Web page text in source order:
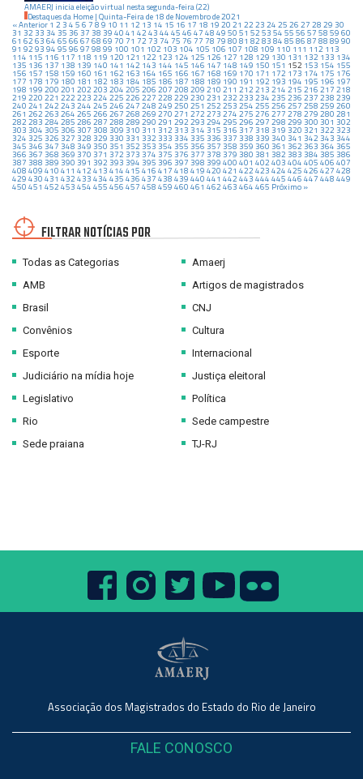
AMAERJ inicia eleição virtual nesta segunda-feira (22)
Destaques da Home | Quinta-Feirade 18 de Novembrode2021
« Anterior 1 2 3 4 5 6 7 8 9 10 11 12 13 14 15 16 17 18 19 20 21 22 23 24 25 26 27 28 29 30
31 32 33 34 35 36 37 38 39 40 41 42 43 44 45 46 47 48 49 50 51 52 53 54 55 56 57 58 59 60
61 62 63 64 65 66 67 68 69 70 71 72 73 74 75 76 77 78 79 80 81 82 83 84 85 86 87 88 89 90
91 92 93 94 95 96 97 98 99 100 101 102 103 104 105 106 107 108 109 110 111 112 113
114 115 116 117 118 119 120 121 122 123 124 125 126 127 128 129 130 131 132 133 134
135 136 137 138 139 140 141 142 143 144 145 146 147 148 149 150 151 152 153 154 155
156 157 158 159 160 161 162 163 164 165 166 167 168 169 170 171 172 173 174 175 176
177 178 179 180 181 182 183 184 185 186 187 188 189 190 191 192 193 194 195 196 197
198 199 200 201 202 203 204 205 206 207 208 209 210 211 212 213 214 215 216 217 218
219 220 221 222 223 224 225 226 227 228 229 230 231 232 233 234 235 236 237 238 239
240 241 242 243 244 245 246 247 248 249 250 251 252 253 254 255 256 257 258 259 260
261 262 263 264 265 266 267 268 269 270 271 272 273 274 275 276 277 278 279 280 281
282 283 284 285 286 287 288 289 290 291 292 293 294 295 296 297 298 299 300 301 302
303 304 305 306 307 308 309 310 311 312 313 314 315 316 317 318 319 320 321 322 323
324 325 326 327 328 329 330 331 332 333 334 335 336 337 338 339 340 341 342 343 344
345 346 347 348 349 350 351 352 353 354 355 356 357 358 359 360 361 362 363 364 365
366 367 368 369 370 371 372 373 374 375 376 377 378 379 380 381 382 383 384 385 386
387 388 389 390 391 392 393 394 395 396 397 398 399 400 401 402 403 404 405 406 407
408 409 410 411 412 413 414 415 416 417 418 419 420 421 422 423 424 425 426 427 428
429 430 431 432 433 434 435 436 437 438 439 440 441 442 443 444 445 446 447 448 449
450 451 452 453 454 455 456 457 458 459 460 461 462 463 464 465 Próximo »
FILTRAR NOTÍCIAS POR
Todas as Categorias
AMB
Brasil
Convênios
Esporte
Judiciário na mídia hoje
Legislativo
Rio
Sede praiana
Amaerj
Artigos de magistrados
CNJ
Cultura
Internacional
Justiça eleitoral
Política
Sede campestre
TJ-RJ
Associação dos Magistrados do Estado do Rio de Janeiro
FALE CONOSCO